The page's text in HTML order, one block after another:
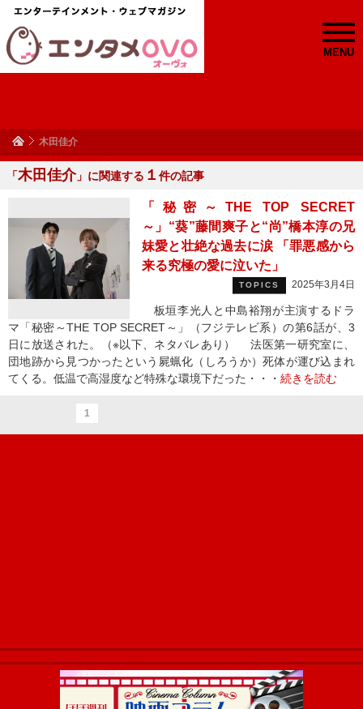
MENU
木田佳介
「木田佳介」に関連する １ 件の記事
「秘密～THE TOP SECRET
～」“葵”藤間爽子と“尚”橋本淳の兄
妹愛と壮絶な過去に涙 「罪悪感から
来る究極の愛に泣いた」
TOPICS 2025年3月4日
板垣李光人と中島裕翔が主演するドラ
マ「秘密～THE TOP SECRET～」（フジテレビ系）の第6話が、3
日に放送された。（※以下、ネタバレあり） 法医第一研究室に、
団地跡から見つかったという屍蝋化（しろうか）死体が運び込まれ
てくる。低温で高湿度など特殊な環境下だった・・・ 続きを読む
1